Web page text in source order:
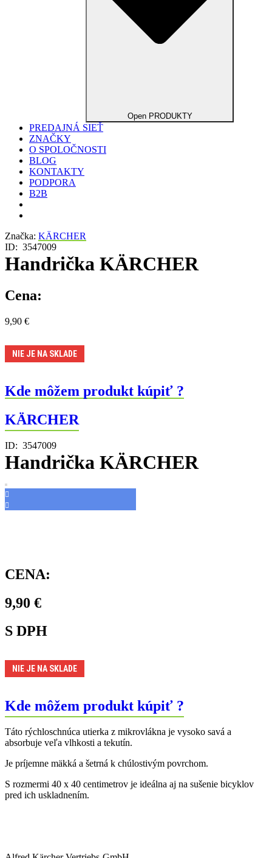
Open PRODUKTY
PREDAJNÁ SIEŤ
ZNAČKY
O SPOLOČNOSTI
BLOG
KONTAKTY
PODPORA
B2B
Značka: KÄRCHER
ID: 3547009
Handrička KÄRCHER
Cena:
9,90 €
NIE JE NA SKLADE
Kde môžem produkt kúpiť ?
KÄRCHER
ID: 3547009
Handrička KÄRCHER
CENA:
9,90 €
S DPH
NIE JE NA SKLADE
Kde môžem produkt kúpiť ?
Táto rýchloschnúca utierka z mikrovlákna je vysoko savá a
absorbuje veľa vlhkosti a tekutín.
Je príjemne mäkká a šetrná k chúlostivým povrchom.
S rozmermi 40 x 40 centimetrov je ideálna aj na sušenie bicyklov
pred ich uskladnením.